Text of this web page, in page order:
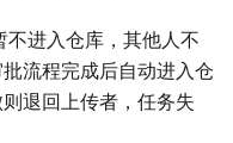
不进入仓库，其他人不
流程完成后自动进入仓
退回上传者，任务失